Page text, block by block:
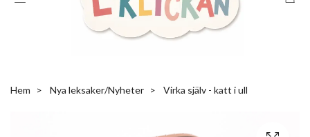
Hem Nya leksaker/Nyheter Virka själv - katt i ull